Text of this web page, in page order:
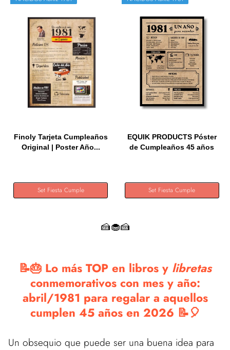
Finoly Tarjeta Cumpleaños
Original | Poster Año...
Set Fiesta Cumple
EQUIK PRODUCTS Póster
de Cumpleaños 45 años
Set Fiesta Cumple
🍰🧁🍰
📝🎂 Lo más TOP en libros y libretas
conmemorativos con mes y año:
abril/1981 para regalar a aquellos
cumplen 45 años en 2026 📝🎈
Un obsequio que puede ser una buena idea para